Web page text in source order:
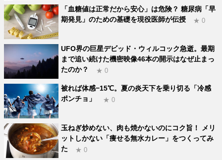
「血糖値は正常だから安心」は危険？ 糖尿病「早
期発見」のための基礎を現役医師が伝授
★ 0
UFO界の巨星デビッド・ウィルコック急逝。最期
まで追い続けた機密映像46本の開示はなぜ止まっ
たのか？
★ 0
被れば体感−15℃。夏の炎天下を乗り切る「冷感
ポンチョ」
★ 0
玉ねぎ炒めない、肉も焼かないのにコク旨！ メリ
ットしかない「痩せる無水カレー」をつくってみ
た
★ 0